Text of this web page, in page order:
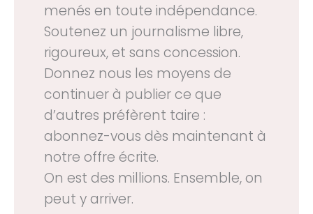
menés en toute indépendance.
Soutenez un journalisme libre,
rigoureux, et sans concession.
Donnez nous les moyens de
continuer à publier ce que
d’autres préfèrent taire :
abonnez-vous dès maintenant à
notre offre écrite.
On est des millions. Ensemble, on
peut y arriver.